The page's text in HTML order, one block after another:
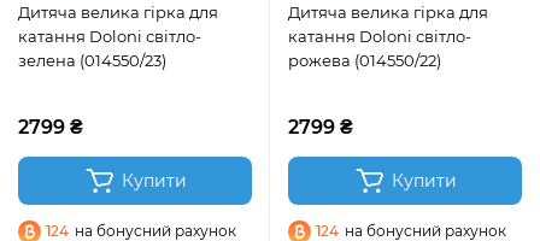
Дитяча велика гірка для
катання Doloni світло-
зелена (014550/23)
2799 ₴
Купити
124 на бонусний рахунок
Дитяча велика гірка для
катання Doloni світло-
рожева (014550/22)
2799 ₴
Купити
124 на бонусний рахунок